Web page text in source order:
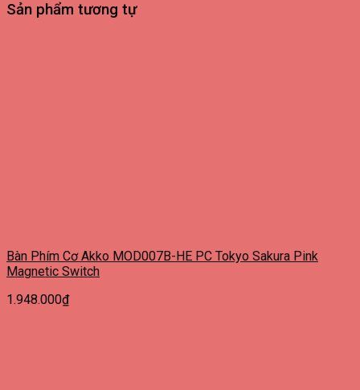
Sản phẩm tương tự
Bàn Phím Cơ Akko MOD007B-HE PC Tokyo Sakura Pink
Magnetic Switch
1.948.000₫